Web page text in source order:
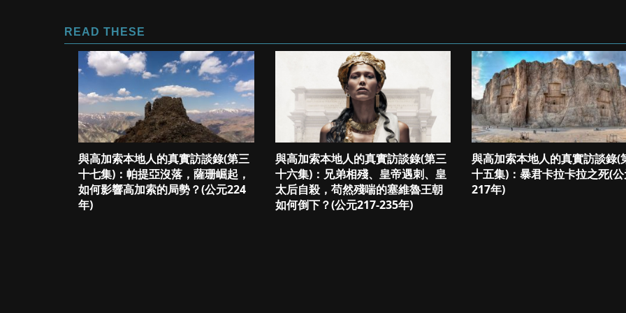
READ THESE
與高加索本地人的真實訪談錄(第三
十七集)：帕提亞沒落，薩珊崛起，
如何影響高加索的局勢？(公元224
年)
與高加索本地人的真實訪談錄(第三
十六集)：兄弟相殘、皇帝遇刺、皇
太后自殺，苟然殘喘的塞維魯王朝
如何倒下？(公元217-235年)
與高加索本地人的真實訪談錄(
十五集)：暴君卡拉卡拉之死(
217年)